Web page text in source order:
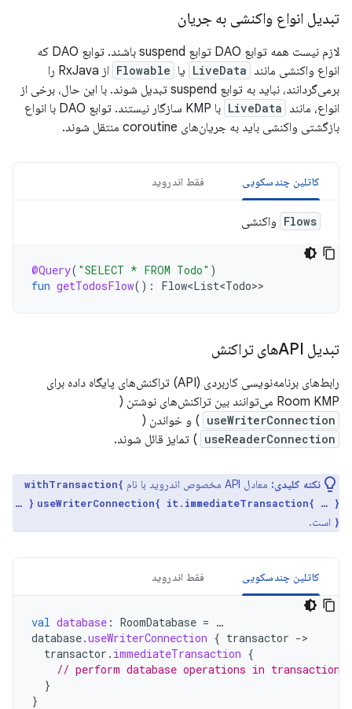
تبدیل انواع واکنشی به جریان
لازم نیست همه توابع DAO توابع suspend باشند. توابع DAO که
انواع واکنشی مانند LiveData یا Flowable
از RxJava را
برمی‌گردانند، نباید به توابع suspend تبدیل شوند. با این حال، برخی از
انواع، مانند LiveData
با KMP سازگار نیستند. توابع DAO با انواع
بازگشتی واکنشی باید به جریان‌های coroutine منتقل شوند.
کاتلین چندسکویی فقط اندروید
Flows واکنشی
@Query( "SELECT * FROM Todo" )
fun getTodosFlow(): Flow<List<Todo>
تبدیل APIهای تراکنش
رابط‌های برنامه‌نویسی کاربردی (API) تراکنش‌های پایگاه داده برای
Room KMP می‌توانند بین تراکنش‌های نوشتن (
useWriterConnection ) و خواندن (
useReaderConnection ) تمایز قائل شوند.
نکته کلیدی: معادل API مخصوص اندروید با نام
withTransaction{
… } useWriterConnection{ it.immediateTransaction{ … }
} است.
کاتلین چندسکویی فقط اندروید
val database : RoomDatabase = …
database.useWriterConnection { transactor -
transactor . immediateTransaction {
// perform database operations in transaction
}
}